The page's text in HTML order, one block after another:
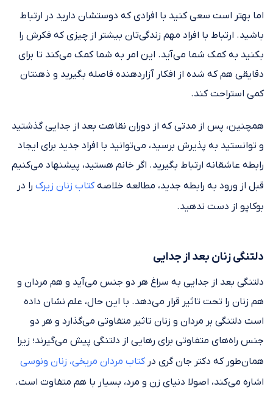
اما بهتر است سعی کنید با افرادی که دوستشان دارید در ارتباط
باشید. ارتباط با افراد مهم زندگی‌تان بیشتر از چیزی که فکرش را
بکنید به کمک شما می‌آید. این امر به شما کمک می‌کند تا برای
دقایقی هم که شده از افکار آزاردهنده فاصله بگیرید و ذهنتان
کمی استراحت کند.
همچنین، پس از مدتی که از دوران نقاهت بعد از جدایی گذشتید
و توانستید به پذیرش برسید، می‌توانید با افراد جدید برای ایجاد
رابطه عاشقانه ارتباط بگیرید. اگر خانم هستید، پیشنهاد می‌کنیم
قبل از ورود به رابطه جدید، مطالعه خلاصهکتاب زنان زیرک را در
بوکاپو از دست ندهید.
دلتنگی زنان بعد از جدایی
دلتنگی بعد از جدایی به سراغ هر دو جنس می‌آید و هم مردان و
هم زنان را تحت تاثیر قرار می‌دهد. با این حال، علم نشان داده
است دلتنگی بر مردان و زنان تاثیر متفاوتی می‌گذارد و هر دو
جنس راه‌های متفاوتی برای رهایی از دلتنگی پیش می‌گیرند؛ زیرا
همان‌طور که دکتر جان گری درکتاب مردان مریخی، زنان ونوسی
اشاره می‌کند، اصولا دنیای زن و مرد، بسیار با هم متفاوت است.